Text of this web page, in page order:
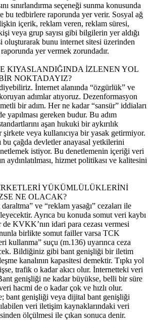
sınırlandırma seçeneği sunma konusunda
bu tedbirlere raporunda yer verir. Sosyal ağ
içerik, reklam veren, reklam süresi,
veya grup sayısı gibi bilgilerin yer aldığı
oluşturarak bunu internet sitesi üzerinden
yer vermek zorundadır.
KIYASLANDIĞINDA İZLENEN YOL
NOKTADAYIZ?
İnternet alanında “özgürlük” ve
adımlar atıyoruz. Dezenformasyon
bir adım. Her ne kadar “sansür” iddiaları
yapılması gereken budur. Bu adım
aşan hukuki bir aykırılık
şirkete veya kullanıcıya bir yasak getirmiyor.
bu çağda devletler anayasal yetkilerini
istiyor. Bu denetlemenin içeriği veri
aydınlatılması, hizmet politikası ve kalitesini
YÜKÜMLÜLÜKLERİNİ
NE OLACAK?
ve “reklam yasağı” cezaları ile
Ayrıca bu konuda somut veri kaybı
KVKK’nın idari para cezası vermesi
birlikte somut failler varsa TCK
kullanma” suçu (m.136) uyarınca ceza
Bildiğiniz gibi bant genişliği bir iletim
kanalının kapasitesi demektir. Tıpkı yol
trafik o kadar akıcı olur. İnternetteki veri
genişliği ne kadar büyükse, belli bir süre
hacmi de o kadar çok ve hızlı olur.
bant genişliği veya dijital bant genişliği
veri iletişim kaynaklarındaki veri
ölçülmesi ile çıkan sonuca denir.